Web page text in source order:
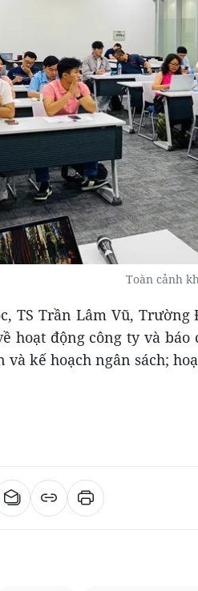
Toàn cảnh
TS Trần Lâm Vũ,
hoạt động công ty và
kế hoạch ngân sách;